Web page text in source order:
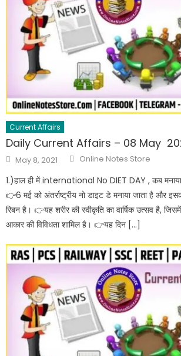
Current Affairs
Daily Current Affairs – 08 May
May 8, 2021 Online Notes Store
1.)हाल ही में international No DIET DAY , कब
👉6 मई को अंतर्राष्ट्रीय नो डाइट डे मनाया जाता है और
रिबन है। 👉यह शरीर की स्वीकृति का वार्षिक उत्सव है,
आकार की विविधता शामिल है। 👉यह दिन […]